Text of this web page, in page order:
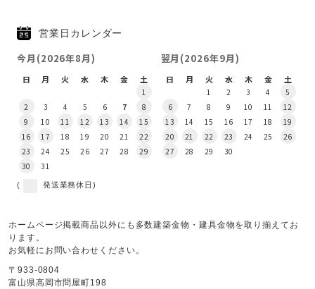
営業日カレンダー
今月(2026年8月)
日 月 火 水 木 金 土
1
2
3 4 5 6 7
8
9
10 11 12 13 14
15
16
17 18 19 20 21
22
23
24 25 26 27 28
29
30
31
翌月(2026年9月)
日 月 火 水 木 金 土
1 2 3 4
5
6
7 8 9 10 11
12
13
14 15 16 17 18
19
20
21 22 23 24 25
26
27
28 29 30
( 発送業務休日)
ホームページ掲載商品以外にも多数建築金物・建具金物を取り揃えてお
ります。
お気軽にお問い合わせください。
〒933-0804
富山県高岡市問屋町198